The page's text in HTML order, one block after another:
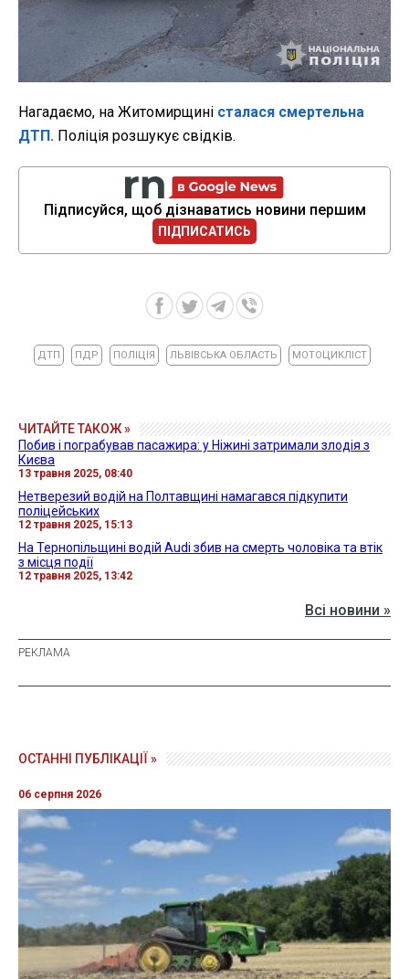
Нагадаємо, на Житомирщині сталася смертельна
ДТП. Поліція розшукує свідків.
Підписуйся, щоб дізнаватись новини першим
ПІДПИСАТИСЬ
ДТП ПДР ПОЛІЦІЯ ЛЬВІВСЬКА ОБЛАСТЬ МОТОЦИКЛІСТ
ЧИТАЙТЕ ТАКОЖ »
Побив і пограбував пасажира: у Ніжині затримали злодія з
Києва
13 травня 2025, 08:40
Нетверезий водій на Полтавщині намагався підкупити
поліцейських
12 травня 2025, 15:13
На Тернопільщині водій Audi збив на смерть чоловіка та втік
з місця події
12 травня 2025, 13:42
Всі новини »
ОСТАННІ ПУБЛІКАЦІЇ »
06 серпня 2026